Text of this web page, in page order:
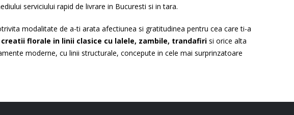
serviciului rapid de livrare in Bucuresti si in tara.
modalitate de a-ti arata afectiunea si gratitudinea pentru cea care ti-a
creatii florale in linii clasice cu lalele, zambile, trandafiri si orice alta
moderne, cu linii structurale, concepute in cele mai surprinzatoare